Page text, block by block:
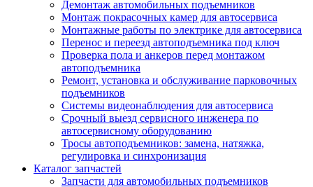
Демонтаж автомобильных подъемников
Монтаж покрасочных камер для автосервиса
Монтажные работы по электрике для автосервиса
Перенос и переезд автоподъемника под ключ
Проверка пола и анкеров перед монтажом
автоподъемника
Ремонт, установка и обслуживание парковочных
подъемников
Системы видеонаблюдения для автосервиса
Срочный выезд сервисного инженера по
автосервисному оборудованию
Тросы автоподъемников: замена, натяжка,
регулировка и синхронизация
Каталог запчастей
Запчасти для автомобильных подъемников